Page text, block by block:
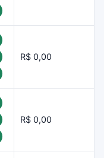
R$ 0,00
R$ 0,00